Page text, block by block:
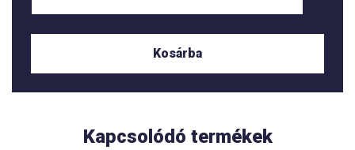
Kosárba
Kapcsolódó termékek